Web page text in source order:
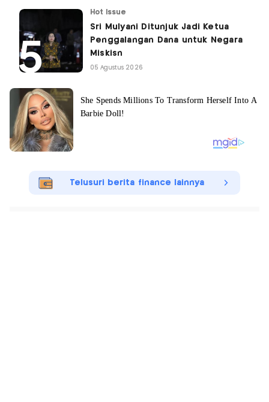
Hot Issue
Sri Mulyani Ditunjuk Jadi Ketua
Penggalangan Dana untuk Negara
Miskisn
05 Agustus 2026
Telusuri berita finance lainnya